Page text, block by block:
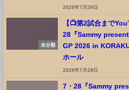
2026年7月29日
未分類
【📺第2試合まで
28『Sammy
GP 2026 in
ホール
2026年7月29日
7・28『Sammy